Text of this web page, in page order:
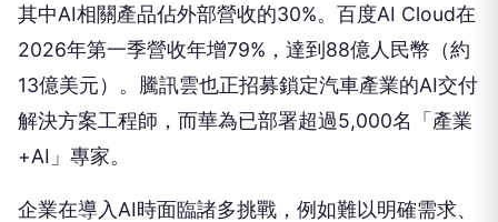
其中AI相關產品佔外部營收的30%。百度AI Cloud在
2026年第一季營收年增79%，達到88億人民幣（約
13億美元）。騰訊雲也正招募鎖定汽車產業的AI交付
解決方案工程師，而華為已部署超過5,000名「產業
+AI」專家。
企業在導入AI時面臨諸多挑戰，例如難以明確需求、